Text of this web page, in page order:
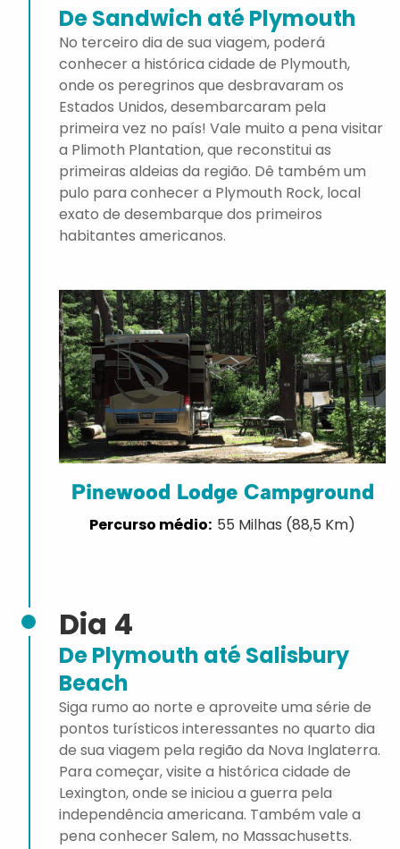
De Sandwich até Plymouth
No terceiro dia de sua viagem, poderá
conhecer a histórica cidade de Plymouth,
onde os peregrinos que desbravaram os
Estados Unidos, desembarcaram pela
primeira vez no país! Vale muito a pena visitar
a Plimoth Plantation, que reconstitui as
primeiras aldeias da região. Dê também um
pulo para conhecer a Plymouth Rock, local
exato de desembarque dos primeiros
habitantes americanos.
Pinewood Lodge Campground
55 Milhas (88,5 Km)
Dia 4
De Plymouth até Salisbury
Beach
Siga rumo ao norte e aproveite uma série de
pontos turísticos interessantes no quarto dia
de sua viagem pela região da Nova Inglaterra.
Para começar, visite a histórica cidade de
Lexington, onde se iniciou a guerra pela
independência americana. Também vale a
pena conhecer Salem, no Massachusetts.